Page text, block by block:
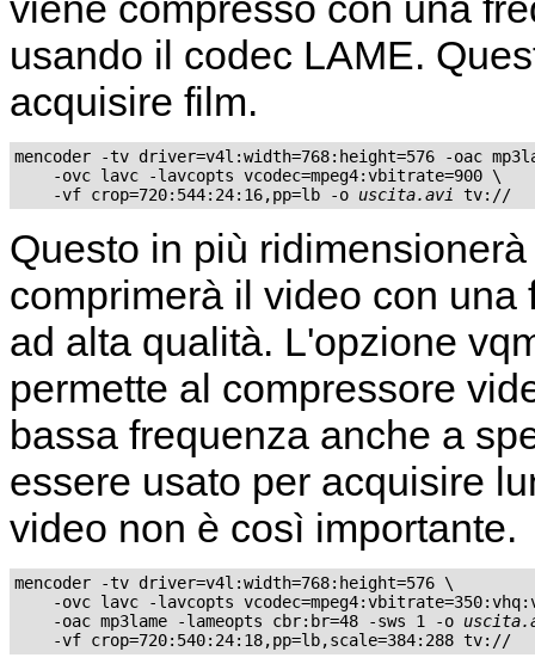
usando il codec LAME.
acquisire film.
mencoder -tv driver=v4l:width=768:height=576 -oac
    -ovc lavc -lavcopts vcodec=mpeg4:vbitrate=900 \
    -vf crop=720:544:24:16,pp=lb -o
uscita.avi
Questo in più
comprimerà il video con
ad alta qualità. L'opzione
permette al compressore
bassa frequenza anche a
essere usato per acquisire
video non è così importante.
mencoder -tv driver=v4l:width=768:height=576 \
-ovc lavc -lavcopts
    -oac mp3lame -lameopts cbr:br=48 -sws 1 -o